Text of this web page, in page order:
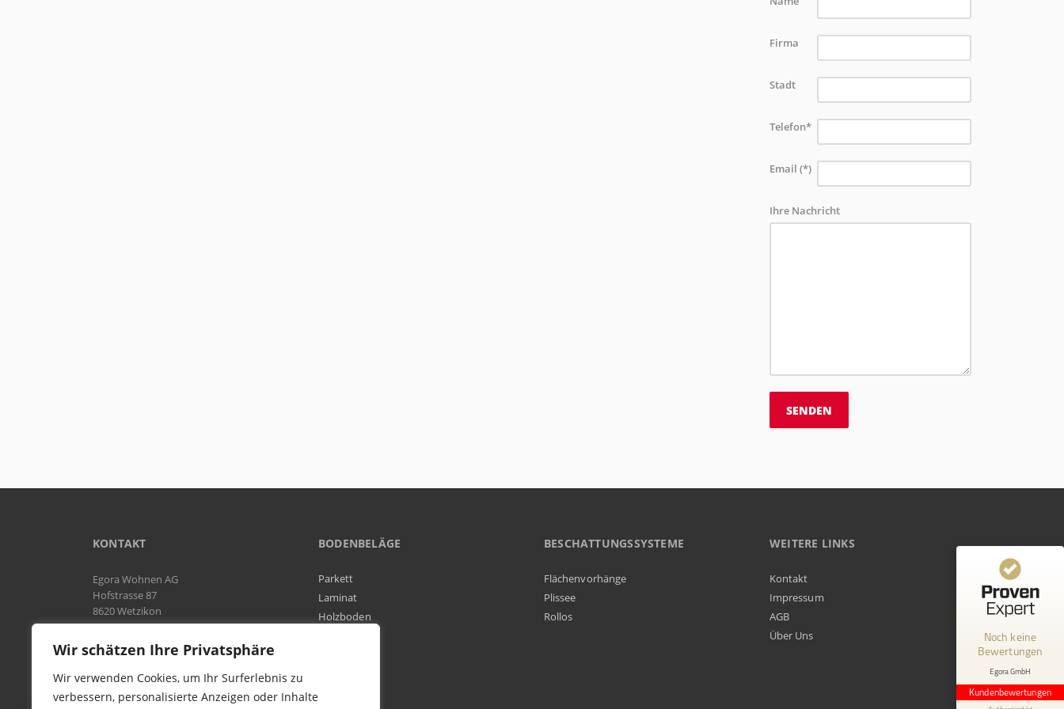
Wir schätzen Ihre Privatsphäre
Wir verwenden Cookies, um Ihr Surferlebnis zu
verbessern, personalisierte Anzeigen oder Inhalte
Firma
Stadt
Telefon*
Email (*)
Ihre Nachricht
KONTAKT
Egora Wohnen AG
Hofstrasse 87
8620 Wetzikon
Natel:
076 566 38 92
Tel:044 954 25 61
Mail:info@egora-bodenbelaege.ch
BODENBELÄGE
Parkett
Laminat
Holzboden
BESCHATTUNGSSYSTEME
Flächenvorhänge
Plissee
Rollos
WEITERE LINKS
Kontakt
Impressum
AGB
Über Uns
Noch keine
Bewertungen
Egora GmbH
Kundenbewertungen
Kundenbewertungen und Erfahrungen zu
Erfahren Sie mehr über dieses Bewertungssiegel